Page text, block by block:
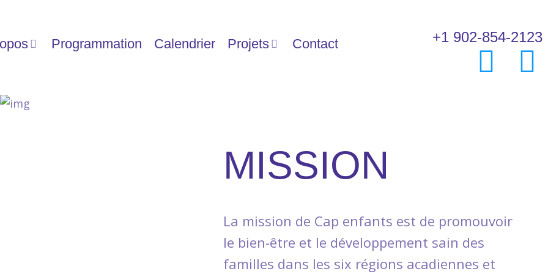
Programmation Calendrier Projets Contact +1 902-854-2123
MISSION
La mission de Cap enfants est de promouvoir
le bien-être et le développement sain des
familles dans les six régions acadiennes et